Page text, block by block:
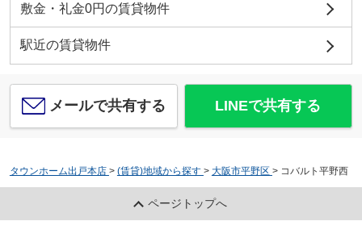
敷金・礼金0円の賃貸物件
駅近の賃貸物件
メールで共有する LINEで共有する
タウンホーム出戸本店 > (賃貸)地域から探す > 大阪市平野区 > コバルト平野西
ページトップへ